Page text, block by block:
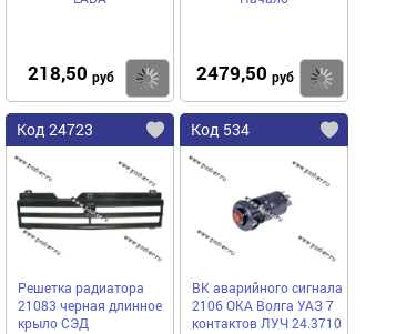
218,50 руб Купить
2479,50 руб
Код 24723
Решетка радиатора
21083 черная длинное
крыло СЭД
Код 534
ВК аварийного сигнала
2106 ОКА Волга УАЗ 7
контактов ЛУЧ 24.3710